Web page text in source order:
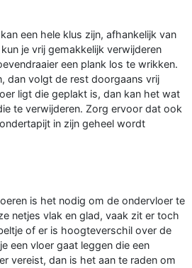
een hele klus zijn, afhankelijk van
je vrij gemakkelijk verwijderen
een plank los te wrikken.
dan volgt de rest doorgaans vrij
ligt die geplakt is, dan kan het wat
te verwijderen. Zorg ervoor dat ook
in zijn geheel wordt
is het nodig om de ondervloer te
netjes vlak en glad, vaak zit er toch
of er is hoogteverschil over de
een vloer gaat leggen die een
vereist, dan is het aan te raden om